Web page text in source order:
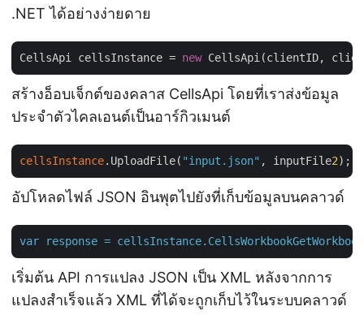
.NET ได้อย่างง่ายดาย
CellsApi cellsInstance = new
สร้างอ็อบเจ็กต์ของคลาส CellsApi โดยที่เราส่งข้อมูล
ประจำตัวไคลเอนต์เป็นอาร์กิวเมนต์
cellsInstance.UploadFile( "input.json" , inputFile2
อัปโหลดไฟล์ JSON อินพุตไปยังที่เก็บข้อมูลบนคลาวด์
var response =
เริ่มต้น API การแปลง JSON เป็น XML หลังจากการ
แปลงสำเร็จแล้ว XML ที่ได้จะถูกเก็บไว้ในระบบคลาวด์